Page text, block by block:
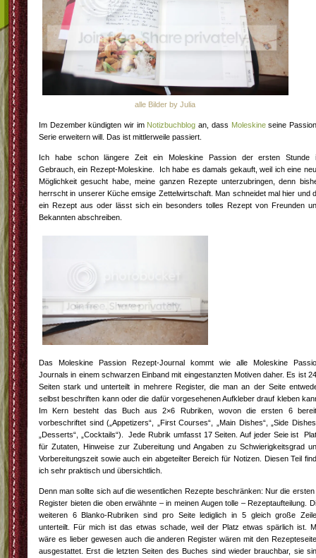
alle Bilder by Julia
Im Dezember kündigten wir im Notizbuchblog an, dass Moleskineseine
Serie erweitern will. Das ist mittlerweile passiert.
Ich habe schon längere Zeit ein Moleskine Passion der ersten Stunde
Gebrauch, ein Rezept-Moleskine. Ich habe es damals gekauft, weil ich eine
Möglichkeit gesucht habe, meine ganzen Rezepte unterzubringen, denn
herrscht in unserer Küche emsige Zettelwirtschaft. Man schneidet mal hier und
ein Rezept aus oder lässt sich ein besonders tolles Rezept von Freunden
Bekannten abschreiben.
Das Moleskine Passion Rezept-Journal kommt wie alle Moleskine
Journals in einem schwarzen Einband mit eingestanzten Motiven daher. Es ist
Seiten stark und unterteilt in mehrere Register, die man an der Seite
selbst beschriften kann oder die dafür vorgesehenen Aufkleber drauf kleben
Im Kern besteht das Buch aus 2×6 Rubriken, wovon die ersten 6
vorbeschriftet sind („Appetizers“, „First Courses“, „Main Dishes“, „Side
„Desserts“, „Cocktails“). Jede Rubrik umfasst 17 Seiten. Auf jeder Seie ist
für Zutaten, Hinweise zur Zubereitung und Angaben zu Schwierigkeitsgrad
Vorbereitungszeit sowie auch ein abgeteilter Bereich für Notizen. Diesen Teil
ich sehr praktisch und übersichtlich.
Denn man sollte sich auf die wesentlichen Rezepte beschränken: Nur die ersten
Register bieten die oben erwähnte – in meinen Augen tolle – Rezeptaufteilung.
weiteren 6 Blanko-Rubriken sind pro Seite lediglich in 5 gleich große
unterteilt. Für mich ist das etwas schade, weil der Platz etwas spärlich ist.
wäre es lieber gewesen auch die anderen Register wären mit den
ausgestattet. Erst die letzten Seiten des Buches sind wieder brauchbar, sie